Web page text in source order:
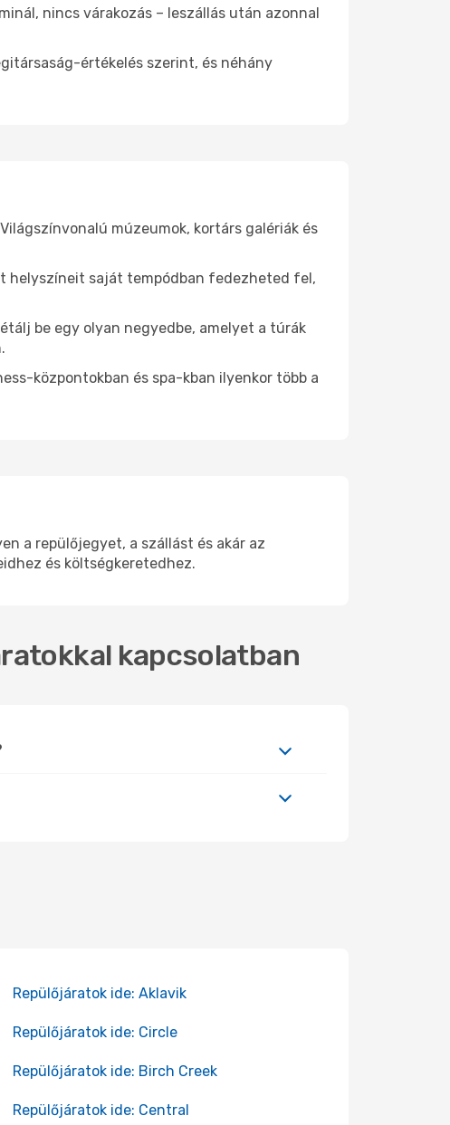
nincs várakozás – leszállás után azonnal
értékelés szerint, és néhány
múzeumok, kortárs galériák és
helyszíneit saját tempódban fedezheted fel,
be egy olyan negyedbe, amelyet a túrák
központokban és spa-kban ilyenkor több a
a repülőjegyet, a szállást és akár az
és költségkeretedhez.
kapcsolatban
Repülőjáratok ide: Aklavik
Repülőjáratok ide: Circle
Repülőjáratok ide: Birch Creek
Repülőjáratok ide: Central